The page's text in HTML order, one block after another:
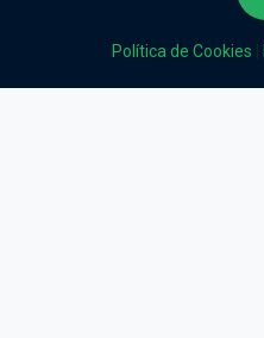
Política de Cookies